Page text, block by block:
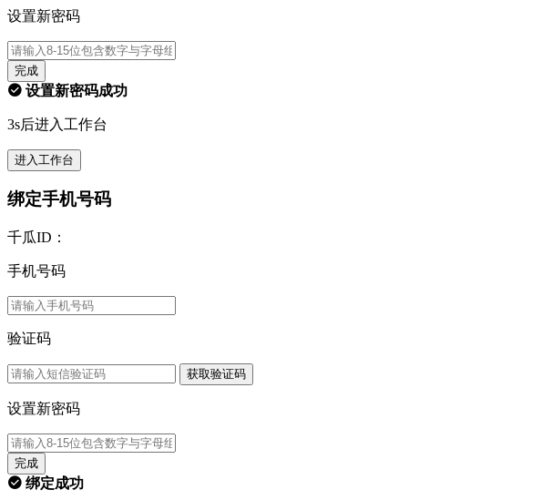
设置新密码
完成
设置新密码成功
3s后进入工作台
进入工作台
绑定手机号码
千瓜ID：
手机号码
验证码
获取验证码
设置新密码
完成
绑定成功